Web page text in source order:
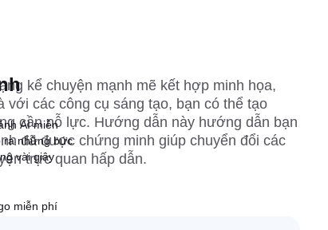
kể chuyện mạnh mẽ kết hợp minh họa,
với các công cụ sáng tạo, bạn có thể tạo
cần nỗ lực. Hướng dẫn này hướng dẫn bạn
đã được chứng minh giúp chuyển đổi các
trực quan hấp dẫn.
AI miễn
ra những bức
vài giây
miễn phí